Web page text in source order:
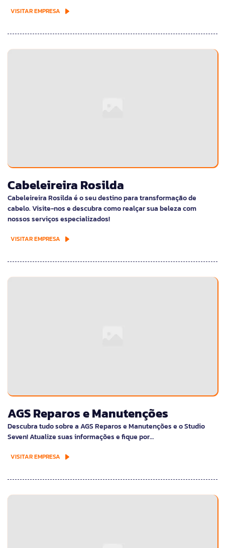
VISITAR EMPRESA
Cabeleireira Rosilda
Cabeleireira Rosilda é o seu destino para transformação de
cabelo. Visite-nos e descubra como realçar sua beleza com
nossos serviços especializados!
VISITAR EMPRESA
AGS Reparos e Manutenções
Descubra tudo sobre a AGS Reparos e Manutenções e o Studio
Seven! Atualize suas informações e fique por…
VISITAR EMPRESA